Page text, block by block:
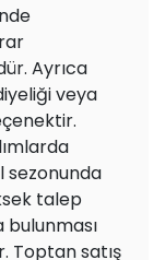
Ayrıca
veya
sezonunda
talep
Toptan satış